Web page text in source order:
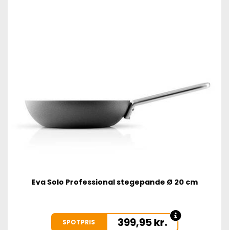
Eva Solo Professional stegepande Ø 20 cm
SPOTPRIS 399,95kr.